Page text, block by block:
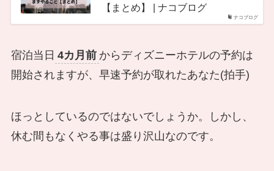
ナコブログ
【まとめ】 | ナコブログ
宿泊当日 4カ月前 からディズニーホテルの予約は
開始されますが、早速予約が取れたあなた(拍手)
ほっとしているのではないでしょうか。しかし、
休む間もなくやる事は盛り沢山なのです。